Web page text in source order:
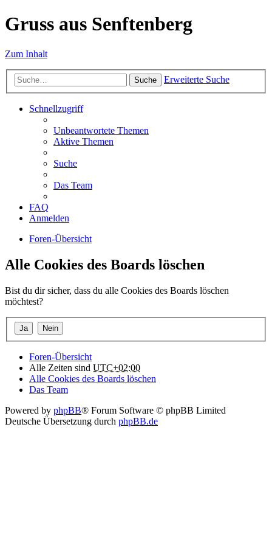
Gruss aus Senftenberg
Zum Inhalt
Suche Erweiterte Suche
Schnellzugriff
Unbeantwortete Themen
Aktive Themen
Suche
Das Team
FAQ
Anmelden
Foren-Übersicht
Alle Cookies des Boards löschen
Bist du dir sicher, dass du alle Cookies des Boards löschen
möchtest?
Foren-Übersicht
Alle Zeiten sind UTC+02:00
Alle Cookies des Boards löschen
Das Team
Powered by phpBB® Forum Software © phpBB Limited
Deutsche Übersetzung durch phpBB.de